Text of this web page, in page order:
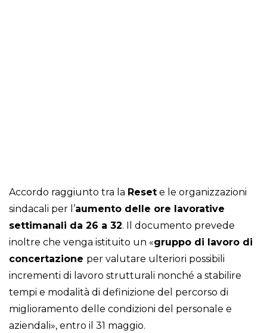
Accordo raggiunto tra la Reset e le organizzazioni
sindacali per l’aumento delle ore lavorative
settimanali da 26 a 32. Il documento prevede
inoltre che venga istituito un «gruppo di lavoro di
concertazione per valutare ulteriori possibili
incrementi di lavoro strutturali nonché a stabilire
tempi e modalità di definizione del percorso di
miglioramento delle condizioni del personale e
aziendali», entro il 31 maggio.